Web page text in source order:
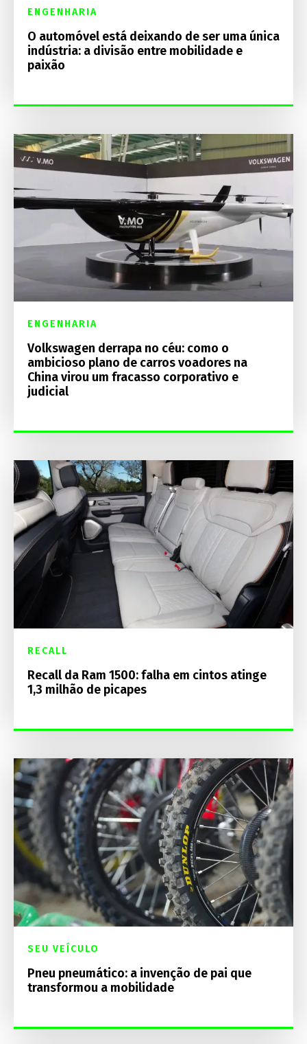
ENGENHARIA
O automóvel está deixando de ser uma única
indústria: a divisão entre mobilidade e
paixão
ENGENHARIA
Volkswagen derrapa no céu: como o
ambicioso plano de carros voadores na
China virou um fracasso corporativo e
judicial
RECALL
Recall da Ram 1500: falha em cintos atinge
1,3 milhão de picapes
SEU VEÍCULO
Pneu pneumático: a invenção de pai que
transformou a mobilidade